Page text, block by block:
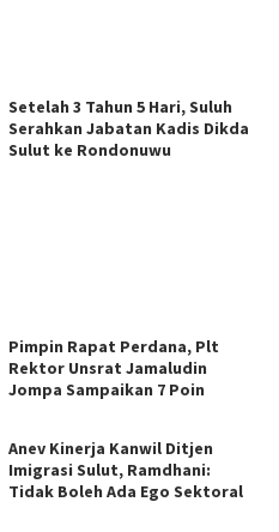
Setelah 3 Tahun 5 Hari, Suluh
Serahkan Jabatan Kadis Dikda
Sulut ke Rondonuwu
Pimpin Rapat Perdana, Plt
Rektor Unsrat Jamaludin
Jompa Sampaikan 7 Poin
Anev Kinerja Kanwil Ditjen
Imigrasi Sulut, Ramdhani:
Tidak Boleh Ada Ego Sektoral